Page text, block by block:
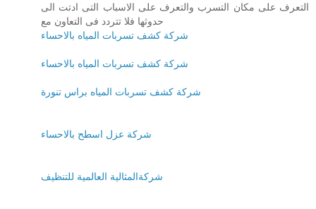
التعرف على مكان التسرب والتعرف على الاسباب التى ادتت الى
حدوثها فلا تتردد فى التعاون مع
شركة كشف تسربات المياه بالاحساء
شركة كشف تسربات المياه بالاحساء
شركة كشف تسربات المياه براس تنورة
شركة عزل اسطح بالاحساء
شركةالمثالية العالمية للتنظيف